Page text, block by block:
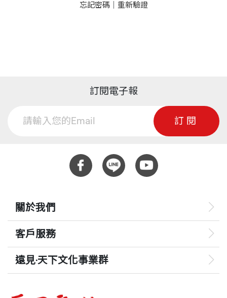
忘記密碼｜ 重新驗證
訂閱電子報
訂閱
關於我們
客戶服務
遠見‧天下文化事業群